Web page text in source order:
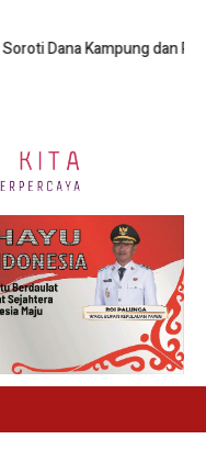
Kampung dan Pelayanan